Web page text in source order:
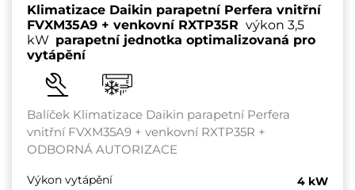
Klimatizace Daikin parapetní Perfera vnitřní
FVXM35A9 + venkovní RXTP35R výkon 3,5
kW parapetní jednotka optimalizovaná pro
vytápění
Balíček Klimatizace Daikin parapetní Perfera
vnitřní FVXM35A9 + venkovní RXTP35R +
ODBORNÁ AUTORIZACE
Výkon vytápění
4 kW